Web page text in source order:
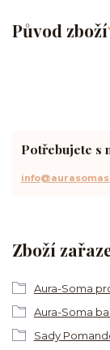
Původ zboží
Zboží
Aura-Soma
Aura-Soma
Sady
Potřebujete s